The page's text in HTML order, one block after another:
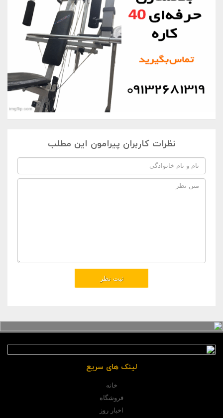
نظرات کاربران پیرامون این مطلب
لینک های سریع
خانه
فروشگاه
اخبار روز